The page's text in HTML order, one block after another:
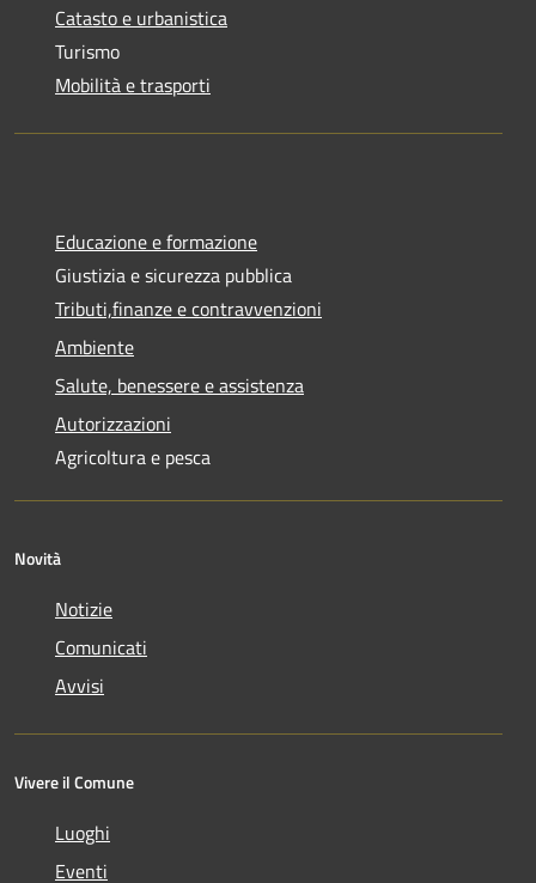
Catasto e urbanistica
Turismo
Mobilità e trasporti
Educazione e formazione
Giustizia e sicurezza pubblica
Tributi,finanze e contravvenzioni
Ambiente
Salute, benessere e assistenza
Autorizzazioni
Agricoltura e pesca
Novità
Notizie
Comunicati
Avvisi
Vivere il Comune
Luoghi
Eventi